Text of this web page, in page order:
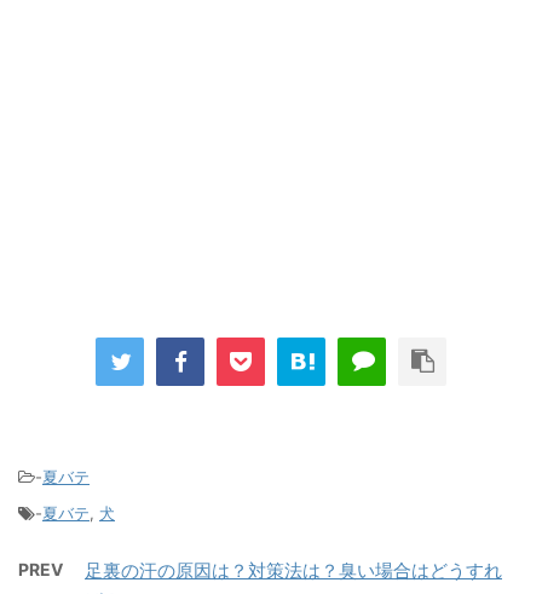
-夏バテ
-夏バテ, 犬
PREV
足裏の汗の原因は？対策法は？臭い場合はどうすれ